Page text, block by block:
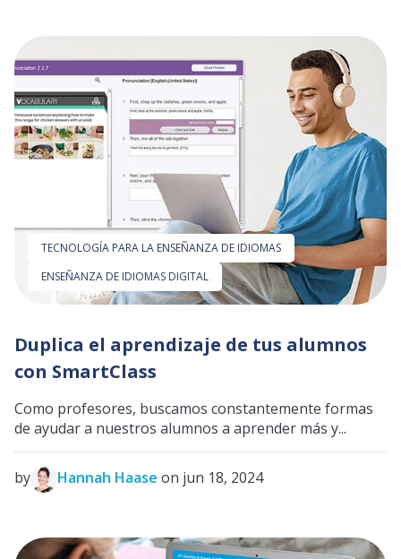
TECNOLOGÍA PARA LA ENSEÑANZA DE IDIOMAS
ENSEÑANZA DE IDIOMAS DIGITAL
Duplica el aprendizaje de tus alumnos
con SmartClass
Como profesores, buscamos constantemente formas
de ayudar a nuestros alumnos a aprender más y...
by Hannah Haase on jun 18, 2024